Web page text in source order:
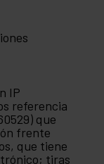
IP
referencia
que
frente
que tiene
tiras